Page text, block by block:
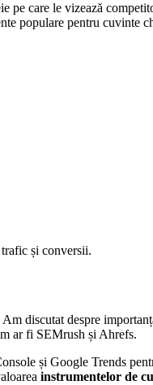
pe care le vizează
populare pentru cuvinte
și conversii.
discutat despre
ar fi SEMrush și Ahrefs.
și Google Trends
instrumentelor de